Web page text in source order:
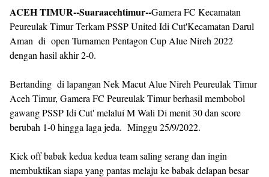
ACEH TIMUR--Suaraacehtimur--Gamera FC Kecamatan
Peureulak Timur Terkam PSSP United Idi Cut'Kecamatan Darul
Aman di open Turnamen Pentagon Cup Alue Nireh 2022
dengan hasil akhir 2-0.
Bertanding di lapangan Nek Macut Alue Nireh Peureulak Timur
Aceh Timur, Gamera FC Peureulak Timur berhasil membobol
gawang PSSP Idi Cut' melalui M Wali Di menit 30 dan score
berubah 1-0 hingga laga jeda. Minggu 25/9/2022.
Kick off babak kedua kedua team saling serang dan ingin
membuktikan siapa yang pantas melaju ke babak delapan besar